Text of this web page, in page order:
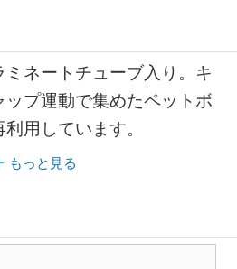
ネートチューブ入り。キ
ップ運動で集めたペットボ
用しています。
もっと見る